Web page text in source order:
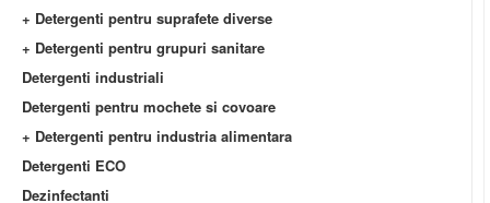
+ Detergenti pentru suprafete diverse
+ Detergenti pentru grupuri sanitare
Detergenti industriali
Detergenti pentru mochete si covoare
+ Detergenti pentru industria alimentara
Detergenti ECO
Dezinfectanti